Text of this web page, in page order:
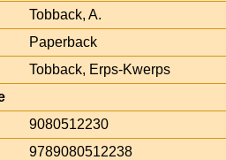
Tobback, A.
Paperback
Tobback, Erps-Kwerps
9080512230
9789080512238